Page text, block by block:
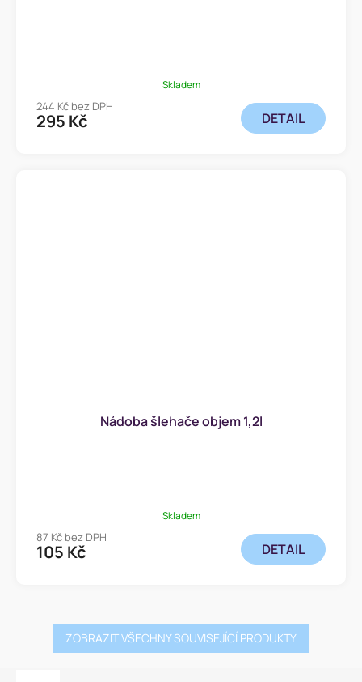
Skladem
244 Kč bez DPH
295 Kč DETAIL
Nádoba šlehače objem 1,2l
Skladem
87 Kč bez DPH
105 Kč DETAIL
ZOBRAZIT VŠECHNY SOUVISEJÍCÍ PRODUKTY